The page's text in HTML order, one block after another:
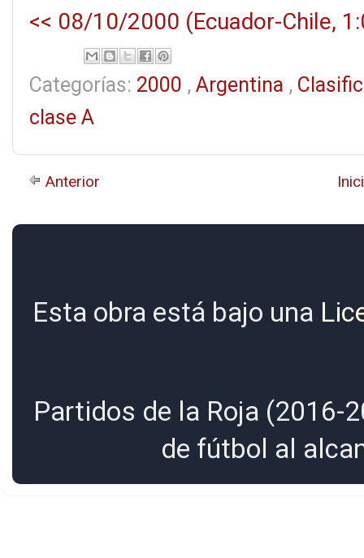
<< 08/10/2000 (Ecuador-Chile,
Categorías: 2000 , Argentina ,
clase A
Anterior
Esta obra está bajo una
Partidos de la Roja (2016-
de fútbol al